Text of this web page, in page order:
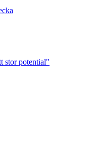
stor potential"